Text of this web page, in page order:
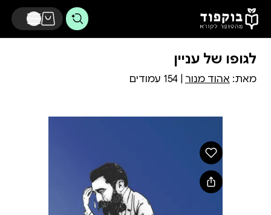
דלג לתוכן הראשי
לגופו של עניין
מאת: אהוד מנור